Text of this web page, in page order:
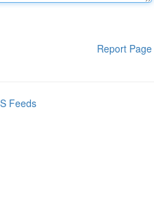
Report Page
Feeds